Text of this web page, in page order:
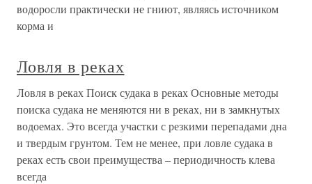
водоросли практически не гниют, являясь источником
корма и
Ловля в реках
Ловля в реках Поиск судака в реках Основные методы
поиска судака не меняются ни в реках, ни в замкнутых
водоемах. Это всегда участки с резкими перепадами дна
и твердым грунтом. Тем не менее, при ловле судака в
реках есть свои преимущества – периодичность клева
всегда